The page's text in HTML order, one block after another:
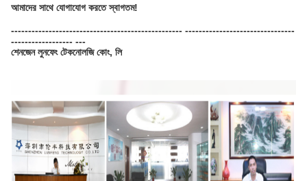
আমাদের সাথে যোগাযোগ করতে স্বাগতম!
-------------------------------------------------- --------------------------------
------------------ ---
শেনজেন লুনফেং টেকনোলজি কোং, লি